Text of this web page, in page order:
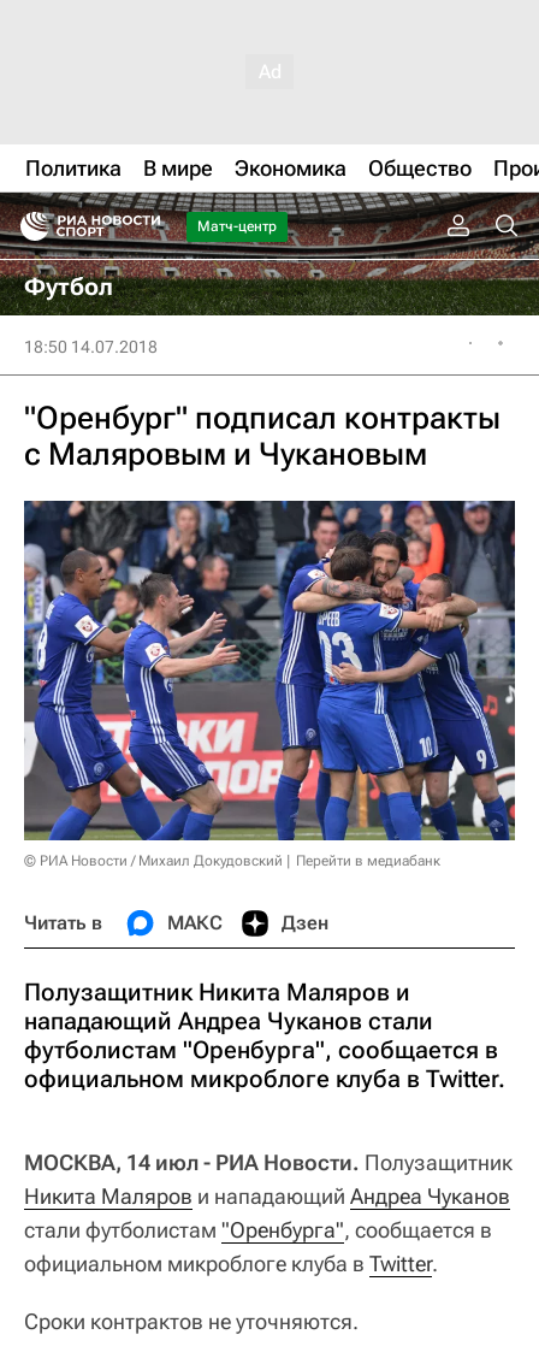
Политика В мире Экономика Общество
Матч-центр
Футбол
18:50 14.07.2018
"Оренбург" подписал контракты
с Маляровым и Чукановым
© РИА Новости / Михаил Докудовский Перейти в медиабанк
Читать в МАКС Дзен
Полузащитник Никита Маляров и
нападающий Андреа Чуканов стали
футболистам "Оренбурга", сообщается в
официальном микроблоге клуба в Twitter.
МОСКВА, 14 июл - РИА Новости. Полузащитник
Никита Маляров и нападающий Андреа Чуканов
стали футболистам "Оренбурга", сообщается в
официальном микроблоге клуба в Twitter.
Сроки контрактов не уточняются.